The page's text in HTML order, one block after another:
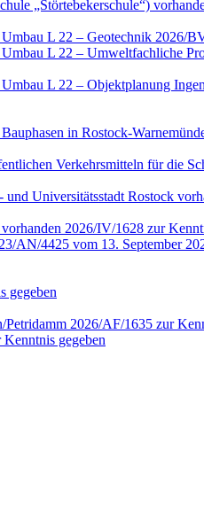
„Störtebekerschule“)
L 22 – Geotechnik 2026/
L 22 – Umweltfachliche
L 22 – Objektplanung
in Rostock-
Verkehrsmitteln für die
und Universitätsstadt Rostock
2026/IV/1628 zur
AN/4425 vom 13. September
gegeben
2026/AF/1635 zur
gegeben